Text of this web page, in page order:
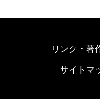
リンク・著
サイトマ